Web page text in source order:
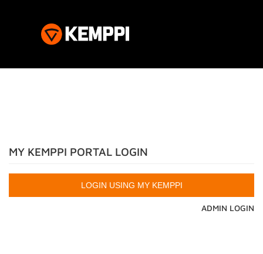
MY KEMPPI PORTAL LOGIN
ADMIN LOGIN